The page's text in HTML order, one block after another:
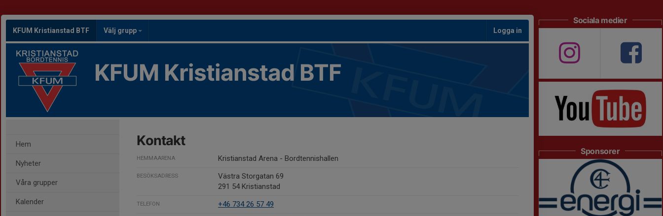
KFUM Kristianstad BTF Välj grupp Logga in
KFUM Kristianstad BTF
Hem
Nyheter
Våra grupper
Kalender
Kontakt
HEMMAARENA Kristianstad Arena - Bordtennishallen
BESÖKSADRESS
Västra Storgatan 69
291 54 Kristianstad
TELEFON +46 734 26 57 49
Sociala medier
Sponsorer